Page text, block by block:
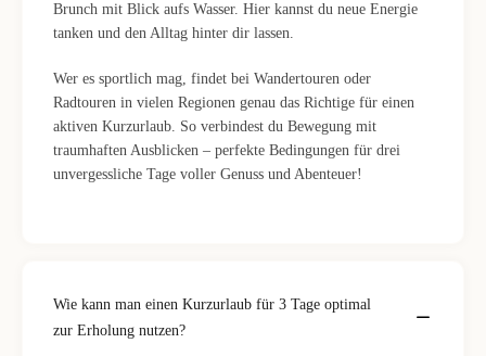
Brunch mit Blick aufs Wasser. Hier kannst du neue Energie
tanken und den Alltag hinter dir lassen.
Wer es sportlich mag, findet bei Wandertouren oder
Radtouren in vielen Regionen genau das Richtige für einen
aktiven Kurzurlaub. So verbindest du Bewegung mit
traumhaften Ausblicken – perfekte Bedingungen für drei
unvergessliche Tage voller Genuss und Abenteuer!
Wie kann man einen Kurzurlaub für 3 Tage optimal
zur Erholung nutzen?